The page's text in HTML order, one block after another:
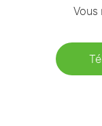
Vous